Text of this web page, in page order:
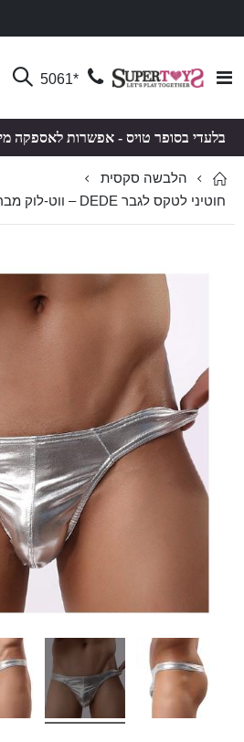
Toggle
*5061
בלעדי בסופר טויס - אפשרות
הלבשה סקסית
חוטיני לטקס לגבר DEDE – ווט-לוק מבריק, אלסטי ונוח